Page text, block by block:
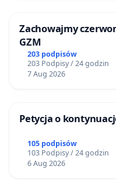
Zachowajmy
GZM
203 podpisów
203 Podpisy / 24 godzin
7 Aug 2026
Petycja o
105 podpisów
103 Podpisy / 24 godzin
6 Aug 2026